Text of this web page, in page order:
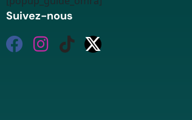
Suivez-nous